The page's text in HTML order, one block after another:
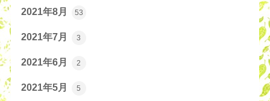
2021年8月 53
2021年7月 3
2021年6月 2
2021年5月 5